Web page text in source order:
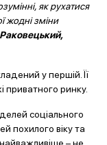
як рухатися
жодні зміни
у першій. Її
ринку.
соціального
похилого віку та
– не